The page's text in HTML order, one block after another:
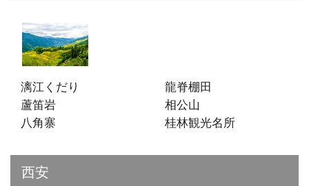
漓江くだり
龍脊棚田
蘆笛岩
相公山
八角寨
桂林観光名所
西安